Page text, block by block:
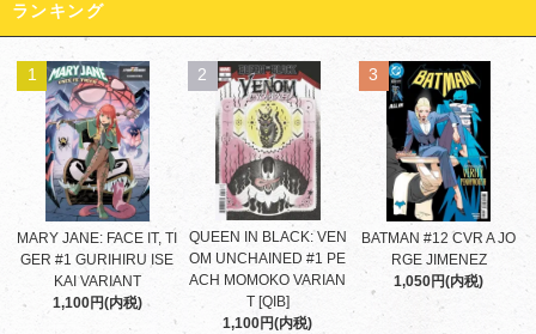
ランキング
1
MARY JANE: FACE IT, TI
GER #1 GURIHIRU ISE
KAI VARIANT
1,100円(内税)
2
QUEEN IN BLACK: VEN
OM UNCHAINED #1 PE
ACH MOMOKO VARIAN
T [QIB]
1,100円(内税)
3
BATMAN #12 CVR A JO
RGE JIMENEZ
1,050円(内税)